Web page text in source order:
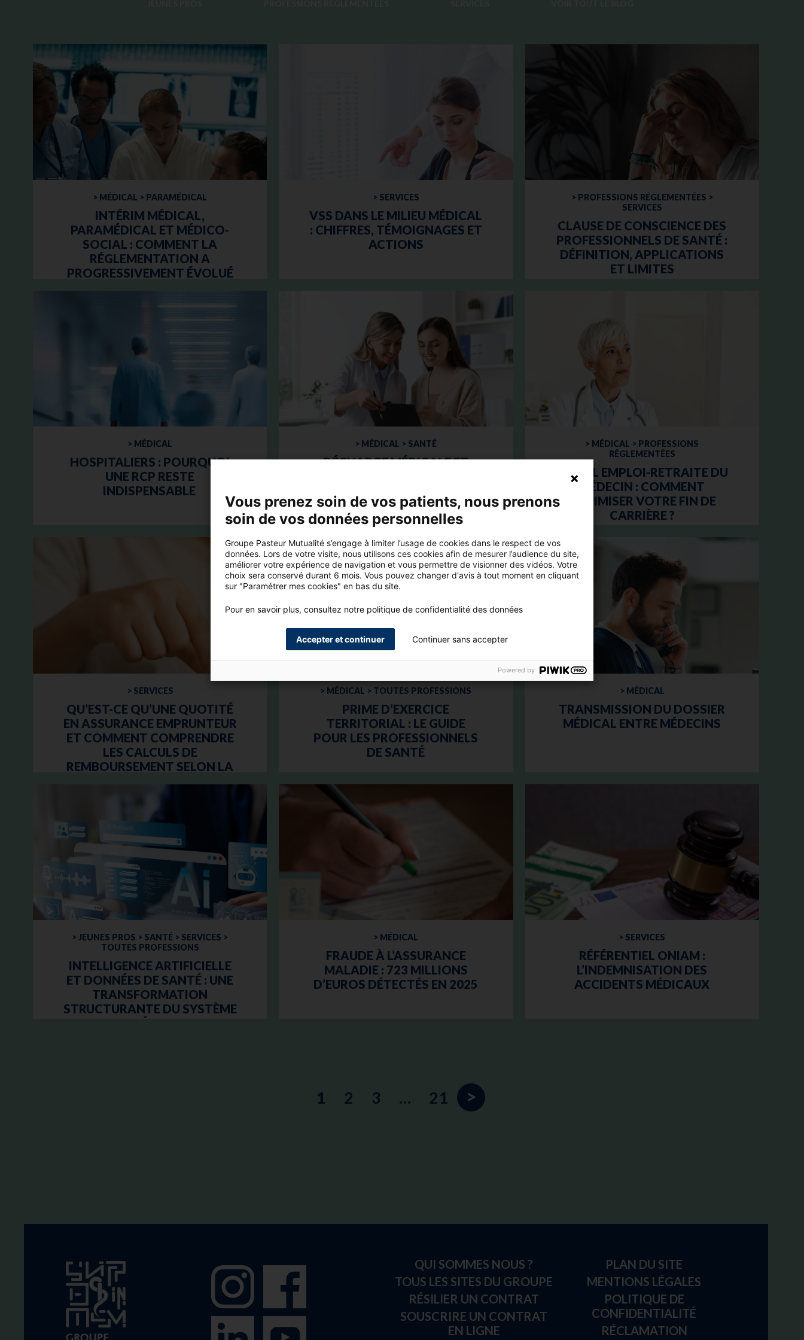
> MÉDICAL > PARAMÉDICAL
INTÉRIM MÉDICAL,
PARAMÉDICAL ET MÉDICO-
SOCIAL : COMMENT LA
RÉGLEMENTATION A
PROGRESSIVEMENT ÉVOLUÉ
> SERVICES
VSS DANS LE MILIEU MÉDICAL
: CHIFFRES, TÉMOIGNAGES ET
ACTIONS
> PROFESSIONS RÉGLEMENTÉES >
SERVICES
CLAUSE DE CONSCIENCE DES
PROFESSIONNELS DE SANTÉ :
DÉFINITION, APPLICATIONS
ET LIMITES
> MÉDICAL
HOSPITALIERS : POURQUOI
UNE RCP RESTE
INDISPENSABLE
> MÉDICAL > SANTÉ
DÉCHARGE MÉDICALE ET
JURIDIQUE DE CE DOCUMENT
?
> MÉDICAL > PROFESSIONS
RÉGLEMENTÉES
CUMUL EMPLOI-RETRAITE DU
MÉDECIN : COMMENT
OPTIMISER VOTRE FIN DE
CARRIÈRE ?
> SERVICES
QU’EST-CE QU’UNE QUOTITÉ
EN ASSURANCE EMPRUNTEUR
ET COMMENT COMPRENDRE
LES CALCULS DE
REMBOURSEMENT SELON LA
> MÉDICAL > TOUTES PROFESSIONS
PRIME D’EXERCICE
TERRITORIAL : LE GUIDE
POUR LES PROFESSIONNELS
DE SANTÉ
> MÉDICAL
TRANSMISSION DU DOSSIER
MÉDICAL ENTRE MÉDECINS
> JEUNES PROS > SANTÉ > SERVICES >
TOUTES PROFESSIONS
INTELLIGENCE ARTIFICIELLE
ET DONNÉES DE SANTÉ : UNE
TRANSFORMATION
STRUCTURANTE DU SYSTÈME
DE SANTÉ FRANÇAIS
> MÉDICAL
FRAUDE À L’ASSURANCE
MALADIE : 723 MILLIONS
D’EUROS DÉTECTÉS EN 2025
> SERVICES
RÉFÉRENTIEL ONIAM :
L’INDEMNISATION DES
ACCIDENTS MÉDICAUX
1 2 3 … 21 >
QUI SOMMES NOUS ?
TOUS LES SITES DU GROUPE
RÉSILIER UN CONTRAT
SOUSCRIRE UN CONTRAT
EN LIGNE
PLAN DU SITE
MENTIONS LÉGALES
POLITIQUE DE
CONFIDENTIALITÉ
RÉCLAMATION
Vous prenez soin de vos patients, nous prenons
soin de vos données personnelles
Groupe Pasteur Mutualité s’engage à limiter l’usage de cookies dans le respect de vos
données. Lors de votre visite, nous utilisons ces cookies afin de mesurer l’audience du site,
améliorer votre expérience de navigation et vous permettre de visionner des vidéos. Votre
choix sera conservé durant 6 mois. Vous pouvez changer d'avis à tout moment en cliquant
sur "Paramétrer mes cookies" en bas du site.
Pour en savoir plus, consultez notre politique de confidentialité des données
Accepter et continuer Continuer sans accepter
Powered by